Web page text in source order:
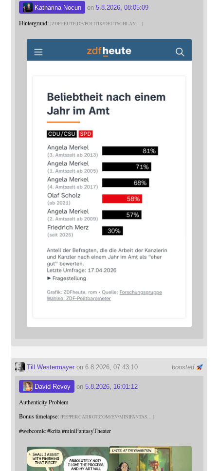
Katharina Nocun on 5.8.2026, 08:05:09
Hintergrund: ZDFHEUTE.DE/POLITIK/DEUTSCHLAN
boosted
Till Westermayeron 6.8.2026, 07:43:10
David Revoy on 5.8.2026, 16:01:12
Authenticity Problem
Bonus timelapse: PEPPERCARROT.COM/EN/MINIFANTAS
#webcomic #krita #miniFantasyTheater